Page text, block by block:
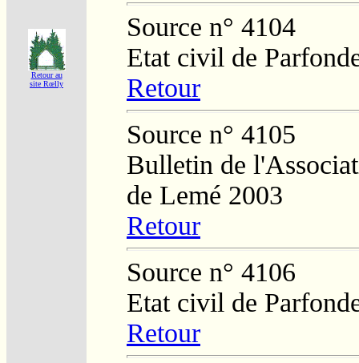
Retour au
site Rœlly
Source n° 4104
Etat civil de
Retour
Source n° 4105
Bulletin de
de Lemé 2003
Retour
Source n° 4106
Etat civil de
Retour